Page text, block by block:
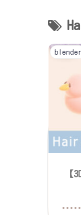
blender
【